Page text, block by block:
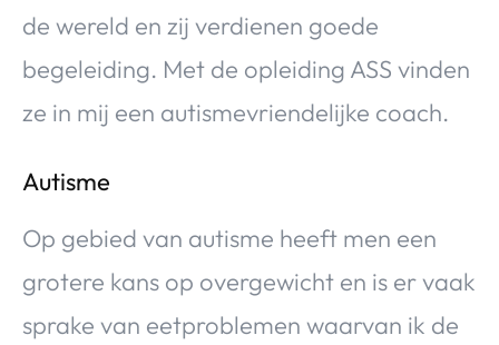
de wereld en zij verdienen goede
begeleiding. Met de opleiding ASS vinden
ze in mij een autismevriendelijke coach.
Autisme
Op gebied van autisme heeft men een
grotere kans op overgewicht en is er vaak
sprake van eetproblemen waarvan ik de